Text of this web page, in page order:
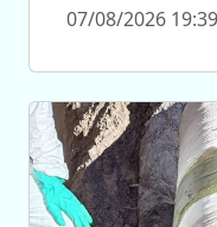
07/08/2026 19:39